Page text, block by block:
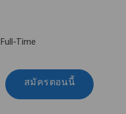
Full-Time
สมัครตอนนี้